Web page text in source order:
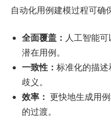
自动化用例建模过程可确
全面覆盖： 人工智能
潜在用例。
一致性： 标准化的描
歧义。
效率： 更快地生成用
的过渡。